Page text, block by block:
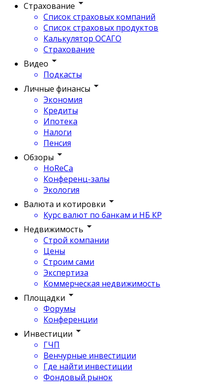
Страхование
Список страховых компаний
Список страховых продуктов
Калькулятор ОСАГО
Страхование
Видео
Подкасты
Личные финансы
Экономия
Кредиты
Ипотека
Налоги
Пенсия
Обзоры
HoReCa
Конференц-залы
Экология
Валюта и котировки
Курс валют по банкам и НБ КР
Недвижимость
Строй компании
Цены
Строим сами
Экспертиза
Коммерческая недвижимость
Площадки
Форумы
Конференции
Инвестиции
ГЧП
Венчурные инвестиции
Где найти инвестиции
Фондовый рынок